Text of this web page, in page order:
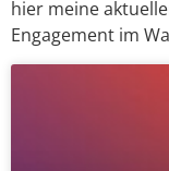
hier meine
Engagement im